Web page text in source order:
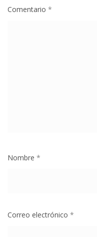
Comentario *
Nombre *
Correo electrónico *